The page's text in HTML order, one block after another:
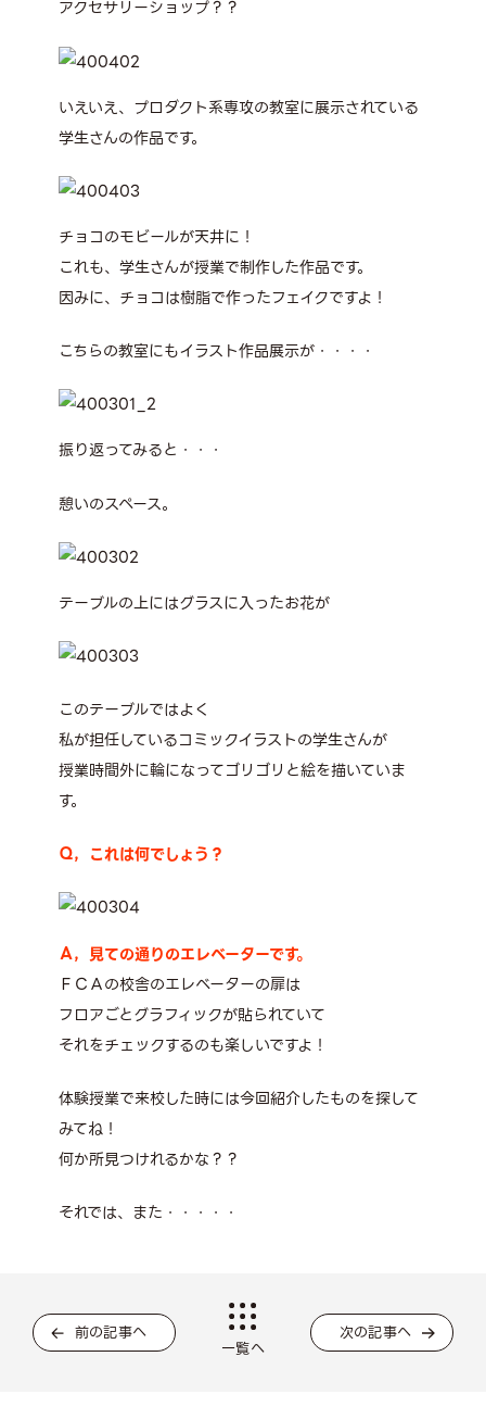
アクセサリーショップ？？
いえいえ、プロダクト系専攻の教室に展示されている
学生さんの作品です。
チョコのモビールが天井に！
これも、学生さんが授業で制作した作品です。
因みに、チョコは樹脂で作ったフェイクですよ！
こちらの教室にもイラスト作品展示が・・・・
振り返ってみると・・・
憩いのスペース。
テーブルの上にはグラスに入ったお花が
このテーブルではよく
私が担任しているコミックイラストの学生さんが
授業時間外に輪になってゴリゴリと絵を描いていま
す。
Ｑ，これは何でしょう？
Ａ，見ての通りのエレベーターです。
ＦＣＡの校舎のエレベーターの扉は
フロアごとグラフィックが貼られていて
それをチェックするのも楽しいですよ！
体験授業で来校した時には今回紹介したものを探して
みてね！
何か所見つけれるかな？？
それでは、また・・・・・
前の記事へ
一覧へ
次の記事へ